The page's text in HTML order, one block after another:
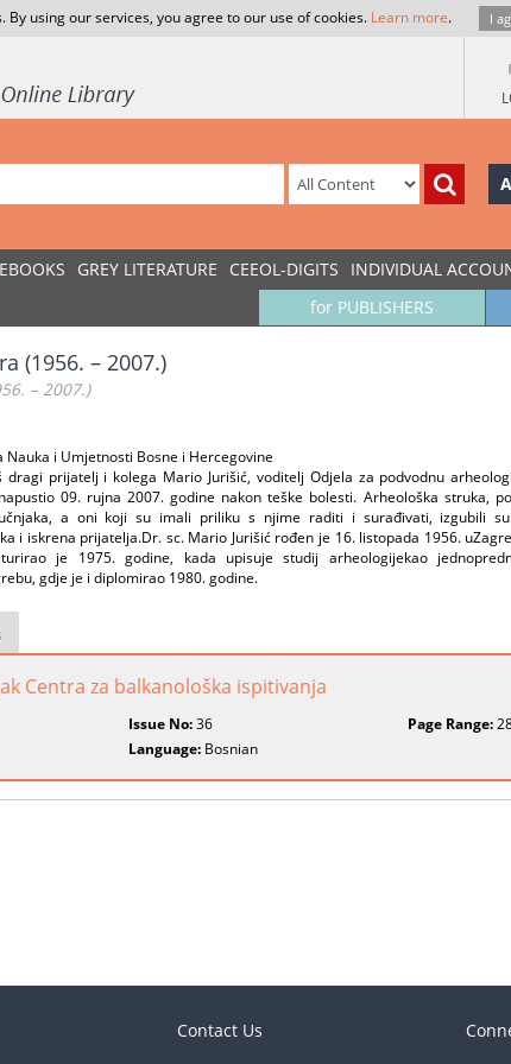
By using our services, you agree to our use of cookies. Learn more. I
EBOOKS GREY LITERATURE CEEOL-DIGITS INDIVIDUAL
for PUBLISHERS
(1956. – 2007.)
– 2007.)
Nauka i Umjetnosti Bosne i Hercegovine
dragi prijatelj i kolega Mario Jurišić, voditelj Odjela za podvodnu
09. rujna 2007. godine nakon teške bolesti. Arheološka struka,
a oni koji su imali priliku s njime raditi i surađivati, izgubili
i iskrena prijatelja.Dr. sc. Mario Jurišić rođen je 16. listopada 1956.
je 1975. godine, kada upisuje studij arheologijekao
gdje je i diplomirao 1980. godine.
Centra za balkanološka ispitivanja
Issue No:36 Page Range:
Language: Bosnian
Contact Us